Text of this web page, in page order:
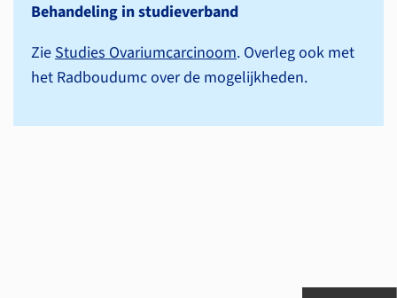
Behandeling in studieverband
ZieStudies Ovariumcarcinoom. Overleg ook met
het Radboudumc over de mogelijkheden.